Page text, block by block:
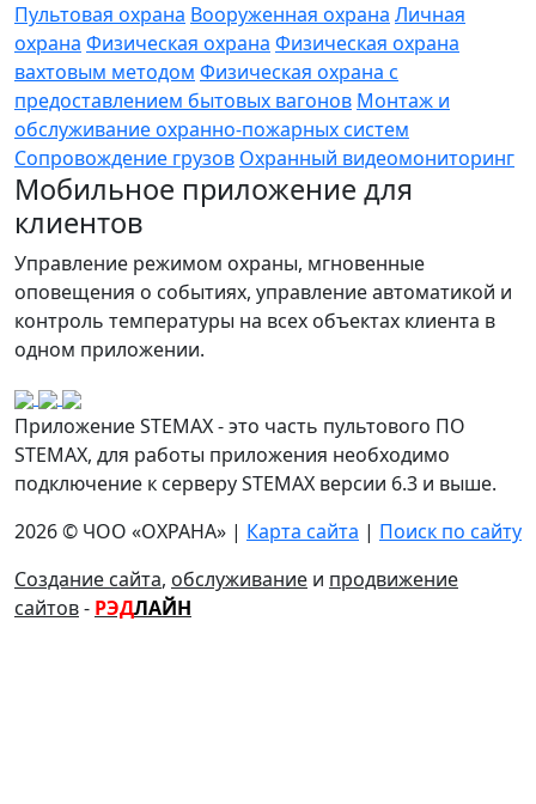
Пультовая охрана Вооруженная охрана Личная
охрана Физическая охрана Физическая охрана
вахтовым методом Физическая охрана с
предоставлением бытовых вагонов Монтаж и
обслуживание охранно-пожарных систем
Сопровождение грузов Охранный видеомониторинг
Мобильное приложение для
клиентов
Управление режимом охраны, мгновенные
оповещения о событиях, управление автоматикой и
контроль температуры на всех объектах клиента в
одном приложении.
Приложение STEMAX - это часть пультового ПО
STEMAX, для работы приложения необходимо
подключение к серверу STEMAX версии 6.3 и выше.
2026 © ЧОО «ОХРАНА» | Карта сайта | Поиск по сайту
Создание сайта, обслуживание и продвижение
сайтов- РЭДЛАЙН